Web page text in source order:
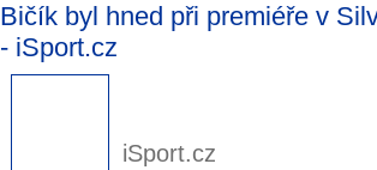
Bičík byl hned při premiéře v
- iSport.cz
iSport.cz